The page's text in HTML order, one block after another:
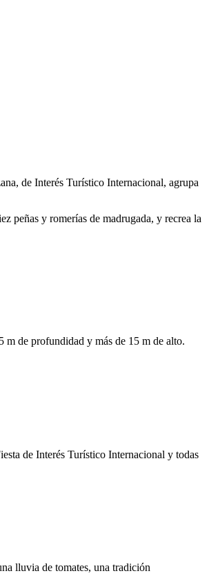
de Interés Turístico Internacional, agrupa
peñas y romerías de madrugada, y recrea la
m de profundidad y más de 15 m de alto.
de Interés Turístico Internacional y todas
lluvia de tomates, una tradición